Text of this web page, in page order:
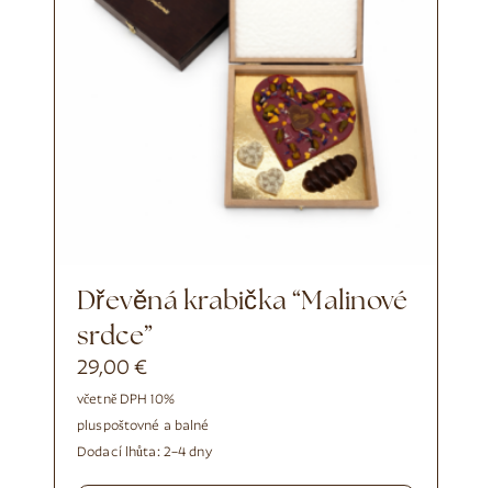
Dřevěná krabička “Malinové
srdce”
29,00€
včetně DPH 10%
pluspoštovné a balné
Dodací lhůta: 2–4 dny